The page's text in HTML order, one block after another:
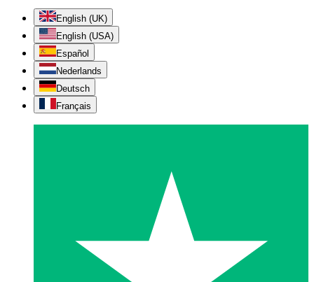
English (UK)
English (USA)
Español
Nederlands
Deutsch
Français